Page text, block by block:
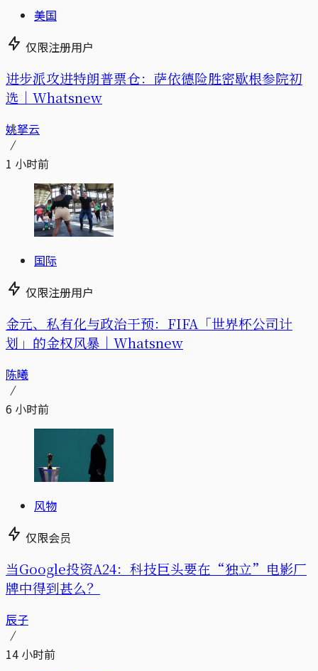
美国
仅限注册用户
进步派攻进特朗普票仓：萨依德险胜密歇根参院初
选｜Whatsnew
姚拏云
1 小时前
国际
仅限注册用户
金元、私有化与政治干预：FIFA「世界杯公司计
划」的金权风暴｜Whatsnew
陈曦
6 小时前
风物
仅限会员
当Google投资A24：科技巨头要在“独立”电影厂
牌中得到甚么？
辰子
14 小时前